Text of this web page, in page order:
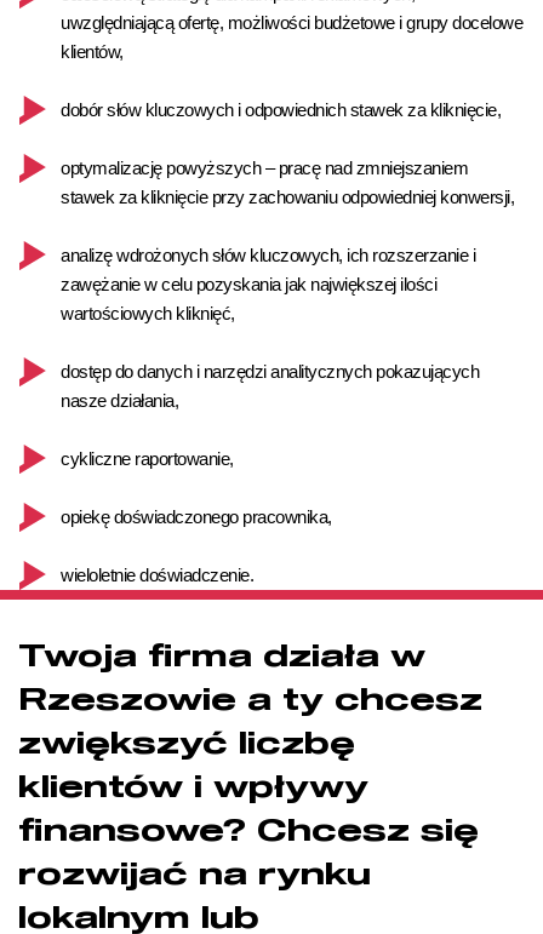
uwzględniającą ofertę, możliwości budżetowe i grupy docelowe
klientów,
dobór słów kluczowych i odpowiednich stawek za kliknięcie,
optymalizację powyższych – pracę nad zmniejszaniem
stawek za kliknięcie przy zachowaniu odpowiedniej konwersji,
analizę wdrożonych słów kluczowych, ich rozszerzanie i
zawężanie w celu pozyskania jak największej ilości
wartościowych kliknięć,
dostęp do danych i narzędzi analitycznych pokazujących
nasze działania,
cykliczne raportowanie,
opiekę doświadczonego pracownika,
wieloletnie doświadczenie.
Twoja firma działa w
Rzeszowie a ty chcesz
zwiększyć liczbę
klientów i wpływy
finansowe? Chcesz się
rozwijać na rynku
lokalnym lub